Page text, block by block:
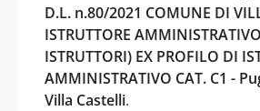
D.L. n.80/2021 COMUNE DI
ISTRUTTORE
ISTRUTTORI) EX PROFILO DI
AMMINISTRATIVO CAT. C1 -
Villa Castelli.